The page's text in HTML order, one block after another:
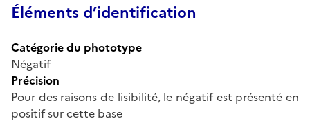
Éléments d’identification
Catégorie du phototype
Négatif
Précision
Pour des raisons de lisibilité, le négatif est présenté en
positif sur cette base